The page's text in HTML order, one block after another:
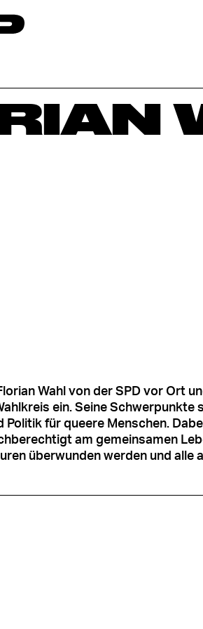
Wahl von der SPD vor Ort
ein. Seine
für queere Menschen.
am gemeinsamen
überwunden werden und alle